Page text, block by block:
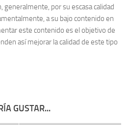
generalmente, por su escasa calidad
a su bajo contenido en
este contenido es el objetivo de
así mejorar la calidad de este tipo
GUSTAR...